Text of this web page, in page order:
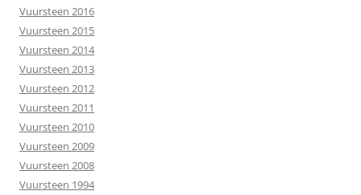
Vuursteen 2016
Vuursteen 2015
Vuursteen 2014
Vuursteen 2013
Vuursteen 2012
Vuursteen 2011
Vuursteen 2010
Vuursteen 2009
Vuursteen 2008
Vuursteen 1994